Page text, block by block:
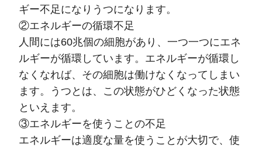
ギー不足になりうつになります。
②エネルギーの循環不足
人間には60兆個の細胞があり、一つ一つにエネ
ルギーが循環しています。エネルギーが循環し
なくなれば、その細胞は働けなくなってしまい
ます。うつとは、この状態がひどくなった状態
といえます。
③エネルギーを使うことの不足
エネルギーは適度な量を使うことが大切で、使